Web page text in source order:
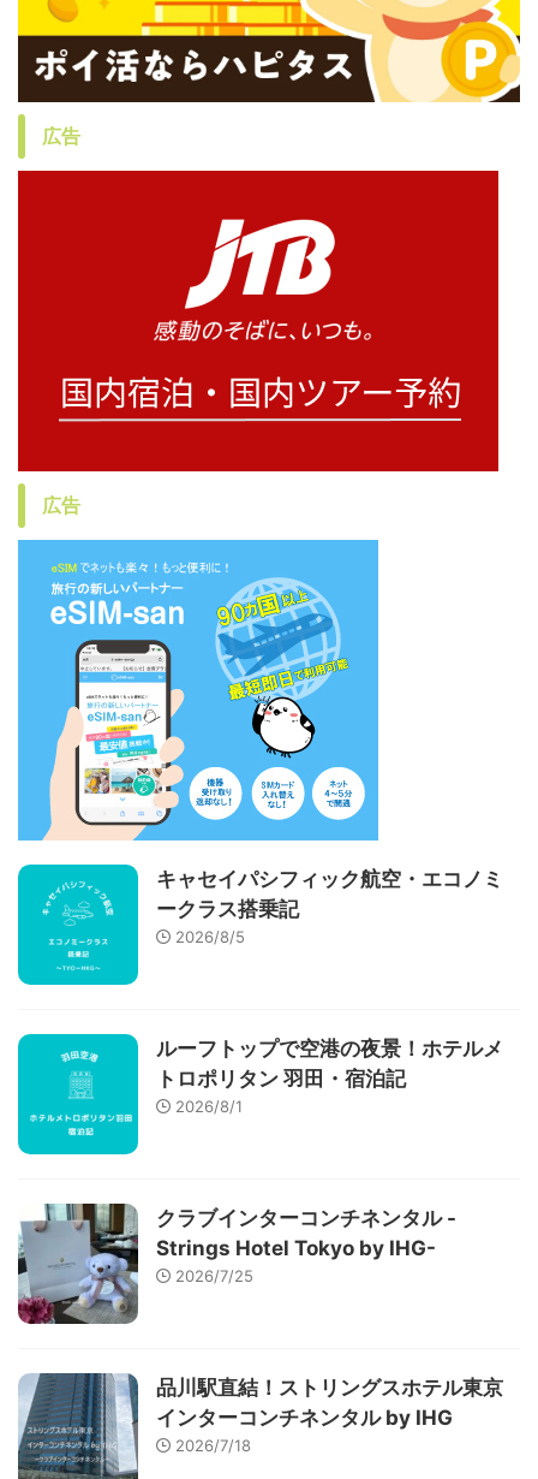
広告
広告
キャセイパシフィック航空・エコノミ
ークラス搭乗記
2026/8/5
ルーフトップで空港の夜景！ホテルメ
トロポリタン 羽田・宿泊記
2026/8/1
クラブインターコンチネンタル -
Strings Hotel Tokyo by IHG-
2026/7/25
品川駅直結！ストリングスホテル東京
インターコンチネンタル by IHG
2026/7/18